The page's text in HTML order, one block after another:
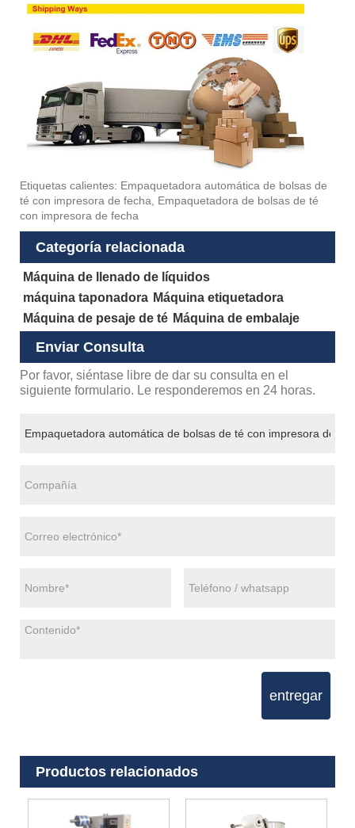
Etiquetas calientes: Empaquetadora automática de bolsas de
té con impresora de fecha, Empaquetadora de bolsas de té
con impresora de fecha
Categoría relacionada
Máquina de llenado de líquidos
máquina taponadora Máquina etiquetadora
Máquina de pesaje de té Máquina de embalaje
Enviar Consulta
Por favor, siéntase libre de dar su consulta en el
siguiente formulario. Le responderemos en 24 horas.
entregar
Productos relacionados